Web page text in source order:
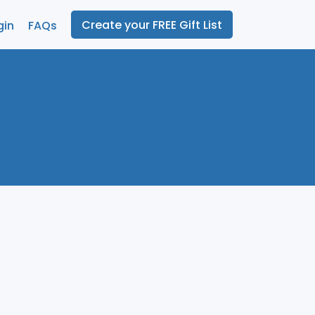
FAQs Create your FREE Gift List